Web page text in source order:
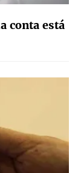
conta está